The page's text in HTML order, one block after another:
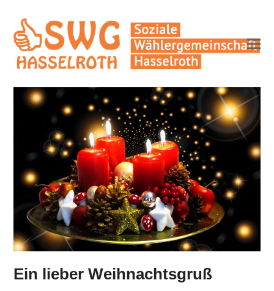
Ein lieber Weihnachtsgruß